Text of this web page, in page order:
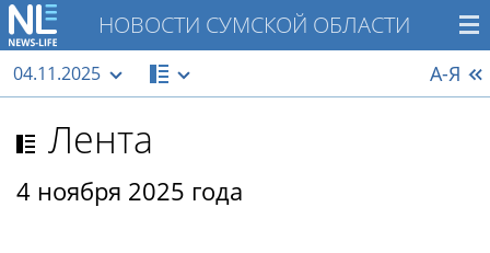
НОВОСТИ СУМСКОЙ ОБЛАСТИ
04.11.2025 А-Я
Лента
4 ноября 2025 года